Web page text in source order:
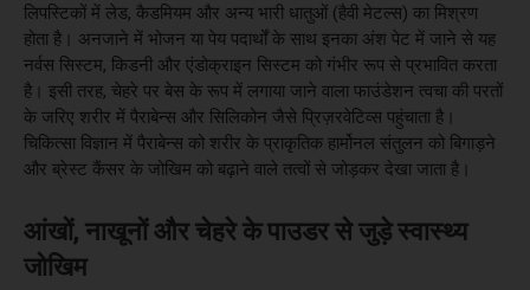
लिपस्टिकों में लेड, कैडमियम और अन्य भारी धातुओं (हैवी मेटल्स) का मिश्रण
होता है। अनजाने में भोजन या पेय पदार्थों के साथ इनका अंश पेट में जाने से यह
नर्वस सिस्टम, किडनी और एंडोक्राइन सिस्टम को गंभीर रूप से प्रभावित करता
है। इसी तरह, चेहरे पर बेस के रूप में लगाया जाने वाला फाउंडेशन त्वचा की परतों
के जरिए शरीर में पैराबेन्स और सिलिकोन जैसे प्रिज़रवेटिव्स पहुंचाता है।
चिकित्सा विज्ञान में पैराबेन्स को शरीर के प्राकृतिक हार्मोनल संतुलन को बिगाड़ने
और ब्रेस्ट कैंसर के जोखिम को बढ़ाने वाले तत्वों से जोड़कर देखा जाता है।
आंखों, नाखूनों और चेहरे के पाउडर से जुड़े स्वास्थ्य
जोखिम